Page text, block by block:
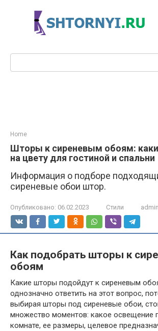
Поиск:
Home
Шторы к сиреневым обоям:
на цвету для гостиной и спальни
Информация о подборе
сиреневые обои штор.
Опубликовано: 06.02.2023 Стили admin
Как подобрать шторы к
обоям
Какие шторы подойдут к сиреневым
однозначно ответить на этот вопрос,
выбирая шторы под сиреневые обои,
множество моментов: какое освещение
комнате, ее размеры, целевое